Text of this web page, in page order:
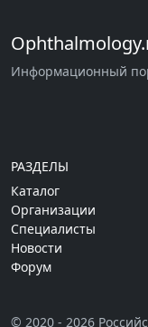
Информационный
РАЗДЕЛЫ
Каталог
Организации
Специалисты
Новости
Форум
© 2020 - 2026